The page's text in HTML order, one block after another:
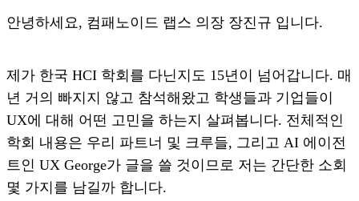
안녕하세요, 컴패노이드 랩스 의장 장진규 입니다.
제가 한국 HCI 학회를 다닌지도 15년이 넘어갑니다. 매
년 거의 빠지지 않고 참석해왔고 학생들과 기업들이
UX에 대해 어떤 고민을 하는지 살펴봅니다. 전체적인
학회 내용은 우리 파트너 및 크루들, 그리고 AI 에이전
트인 UX George가 글을 쓸 것이므로 저는 간단한 소회
몇 가지를 남길까 합니다.